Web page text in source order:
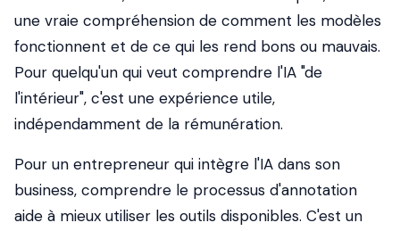
une vraie compréhension de comment les modèles
fonctionnent et de ce qui les rend bons ou mauvais.
Pour quelqu'un qui veut comprendre l'IA "de
l'intérieur", c'est une expérience utile,
indépendamment de la rémunération.
Pour un entrepreneur qui intègre l'IA dans son
business, comprendre le processus d'annotation
aide à mieux utiliser les outils disponibles. C'est un